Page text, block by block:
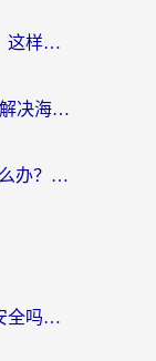
优酷境外地域限制？海外党亲测：这样看国内剧再也不卡（附3个实用场景解决）
香港西瓜视频看不了怎么办？3步解决海外追剧难题，附靠谱加速器推荐
喜马拉雅FM在马来西亚用不了怎么办？海外华人亲测有效的回国加速指南
在国外打鸣潮用加速器有用吗？安全吗？海外玩家国服游戏加速全指南